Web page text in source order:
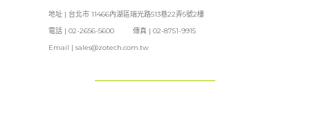
地址 | 台北市 11466內湖區瑞光路513巷22弄5號2樓
電話 | 02-2656-5600 傳真 | 02-8751-9915
Email | sales@zotech.com.tw